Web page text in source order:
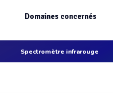
Domaines concernés
Spectromètre infrarouge